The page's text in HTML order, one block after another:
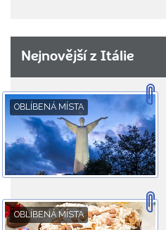
Nejnovější z Itálie
OBLÍBENÁ MÍSTA
OBLÍBENÁ MÍSTA